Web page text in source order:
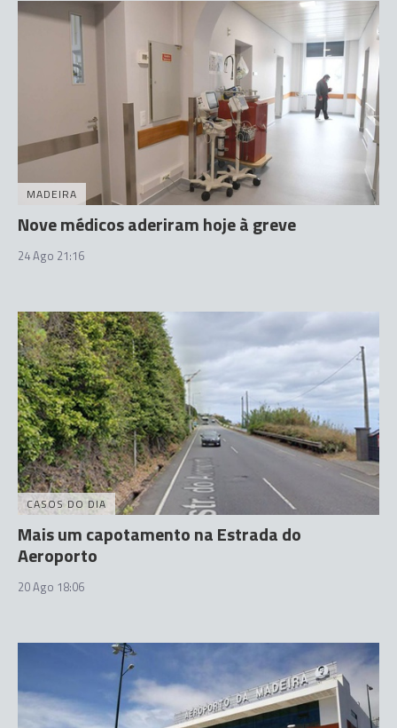
MADEIRA
Nove médicos aderiram hoje à greve
24 Ago 21:16
CASOS DO DIA
Mais um capotamento na Estrada do
Aeroporto
20 Ago 18:06